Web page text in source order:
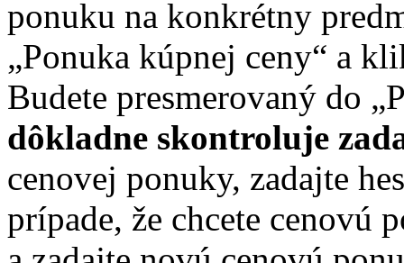
ponuku na konkrétny
„Ponuka kúpnej ceny“ a
Budete presmerovaný do
dôkladne skontroluje
cenovej ponuky, zadajte
prípade, že chcete cenovú